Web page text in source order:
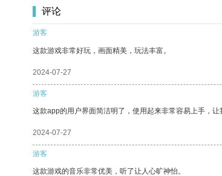
评论
游客
这款游戏非常好玩，画面精美，玩法丰富。
2024-07-27
游客
这款app的用户界面简洁明了，使用起来非常容易上手，
2024-07-27
游客
这款游戏的音乐非常优美，听了让人心旷神怡。